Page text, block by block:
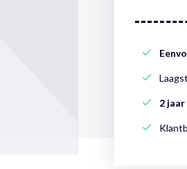
2 jaar